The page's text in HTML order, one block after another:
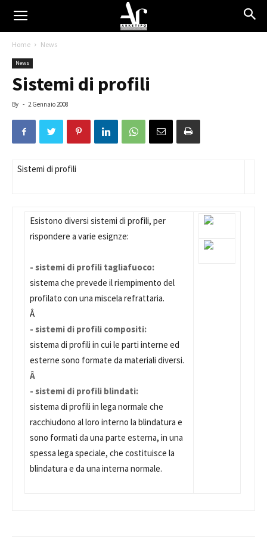
Home News
News
Sistemi di profili
By - 2 Gennaio 2008
Sistemi di profili
Esistono diversi sistemi di profili, per
rispondere a varie esignze:
- sistemi di profili tagliafuoco:
sistema che prevede il riempimento del
profilato con una miscela refrattaria.
Â
- sistemi di profili compositi:
sistema di profili in cui le parti interne ed
esterne sono formate da materiali diversi.
Â
- sistemi di profili blindati:
sistema di profili in lega normale che
racchiudono al loro interno la blindatura e
sono formati da una parte esterna, in una
spessa lega speciale, che costituisce la
blindatura e da una interna normale.